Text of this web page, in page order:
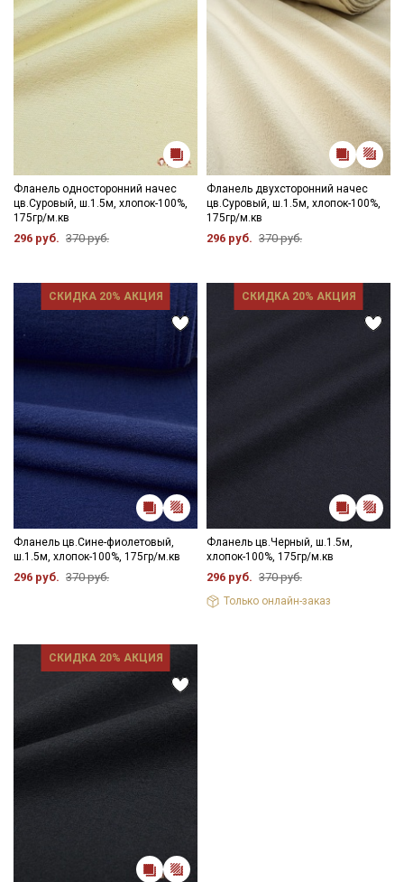
Фланель односторонний начес
цв.Суровый, ш.1.5м, хлопок-100%,
175гр/м.кв
296 руб. 370 руб.
Фланель двухсторонний начес
цв.Суровый, ш.1.5м, хлопок-100%,
175гр/м.кв
296 руб. 370 руб.
СКИДКА 20% АКЦИЯ
Фланель цв.Сине-фиолетовый,
ш.1.5м, хлопок-100%, 175гр/м.кв
296 руб. 370 руб.
СКИДКА 20% АКЦИЯ
Фланель цв.Черный, ш.1.5м,
хлопок-100%, 175гр/м.кв
296 руб. 370 руб.
Только онлайн-заказ
СКИДКА 20% АКЦИЯ
Секретная рассылка от Купава
Мы публикуем здесь дополнительные
промокоды и скидки до 30% на узкие
категории тканей
Электронная почта
Подписаться
Политикой обработки персональных
Согласие на обработку персональных